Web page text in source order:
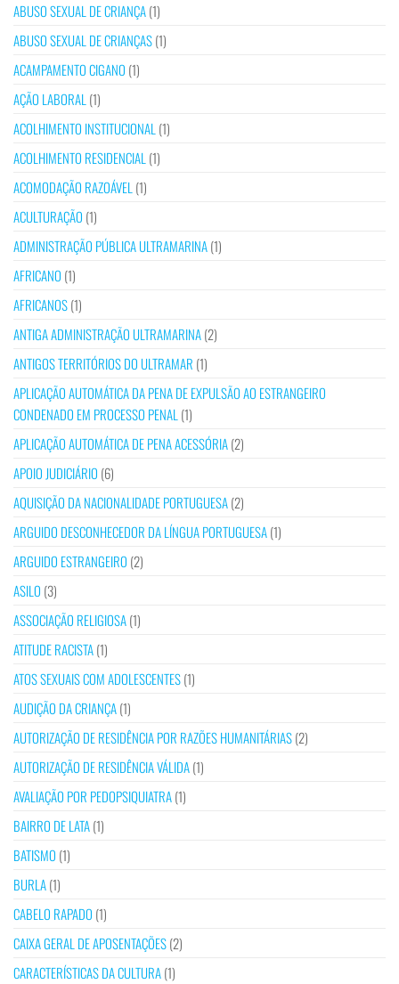
ABUSO SEXUAL DE CRIANÇA(1)
ABUSO SEXUAL DE CRIANÇAS(1)
ACAMPAMENTO CIGANO (1)
AÇÃO LABORAL (1)
ACOLHIMENTO INSTITUCIONAL (1)
ACOLHIMENTO RESIDENCIAL (1)
ACOMODAÇÃO RAZOÁVEL (1)
ACULTURAÇÃO (1)
ADMINISTRAÇÃO PÚBLICA ULTRAMARINA(1)
AFRICANO (1)
AFRICANOS(1)
ANTIGA ADMINISTRAÇÃO ULTRAMARINA(2)
ANTIGOS TERRITÓRIOS DO ULTRAMAR (1)
APLICAÇÃO AUTOMÁTICA DA PENA DE EXPULSÃO AO ESTRANGEIRO
CONDENADO EM PROCESSO PENAL (1)
APLICAÇÃO AUTOMÁTICA DE PENA ACESSÓRIA(2)
APOIO JUDICIÁRIO (6)
AQUISIÇÃO DA NACIONALIDADE PORTUGUESA(2)
ARGUIDO DESCONHECEDOR DA LÍNGUA PORTUGUESA(1)
ARGUIDO ESTRANGEIRO (2)
ASILO (3)
ASSOCIAÇÃO RELIGIOSA(1)
ATITUDE RACISTA(1)
ATOS SEXUAIS COM ADOLESCENTES(1)
AUDIÇÃO DA CRIANÇA(1)
AUTORIZAÇÃO DE RESIDÊNCIA POR RAZÕES HUMANITÁRIAS(2)
AUTORIZAÇÃO DE RESIDÊNCIA VÁLIDA(1)
AVALIAÇÃO POR PEDOPSIQUIATRA(1)
BAIRRO DE LATA(1)
BATISMO (1)
BURLA(1)
CABELO RAPADO (1)
CAIXA GERAL DE APOSENTAÇÕES(2)
CARACTERÍSTICAS DA CULTURA(1)